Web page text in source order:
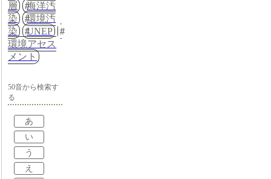
層
海洋汚
染
環境汚
染
UNEP
環境アセス
メント
50音から検索す
る
あ
い
う
え